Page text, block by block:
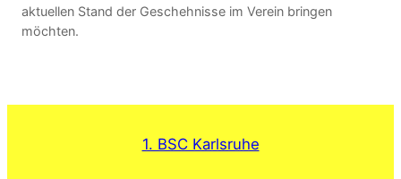
aktuellen Stand der Geschehnisse im Verein bringen
möchten.
1. BSC Karlsruhe